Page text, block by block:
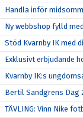
Handla inför
Ny webbshop fylld
Stöd Kvarnby IK med
Exklusivt erbjudande
Kvarnby IK:s
Bertil Sandgrens Dag
TÄVLING: Vinn Nike